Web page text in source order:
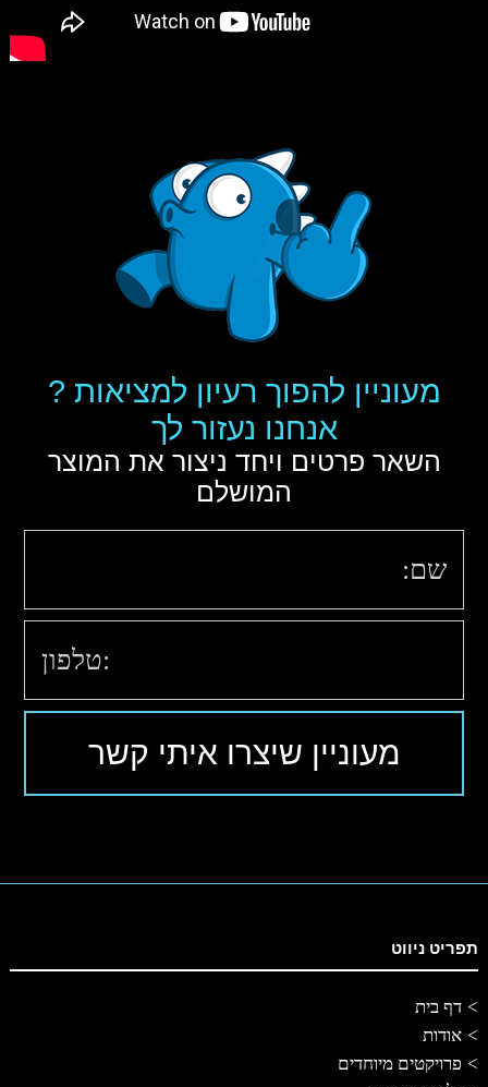
מעוניין להפוך רעיון למציאות ?
אנחנו נעזור לך
השאר פרטים ויחד ניצור את המוצר
המושלם
תפריט ניווט
דף בית
אודות
פרויקטים מיוחדים